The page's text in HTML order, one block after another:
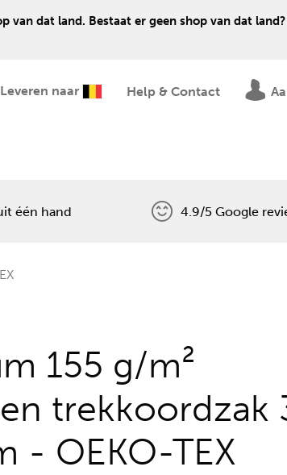
van dat land. Bestaat er geen shop van dat
Leveren naar Help & Contact
één hand 4.9/5 Google
155 g/m²
trekkoordzak
- OEKO-TEX